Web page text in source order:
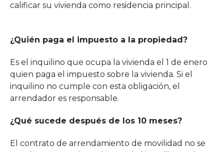
calificar su vivienda como residencia principal.
¿Quién paga el impuesto a la propiedad?
Es el inquilino que ocupa la vivienda el 1 de enero
quien paga el impuesto sobre la vivienda. Si el
inquilino no cumple con esta obligación, el
arrendador es responsable.
¿Qué sucede después de los 10 meses?
El contrato de arrendamiento de movilidad no se